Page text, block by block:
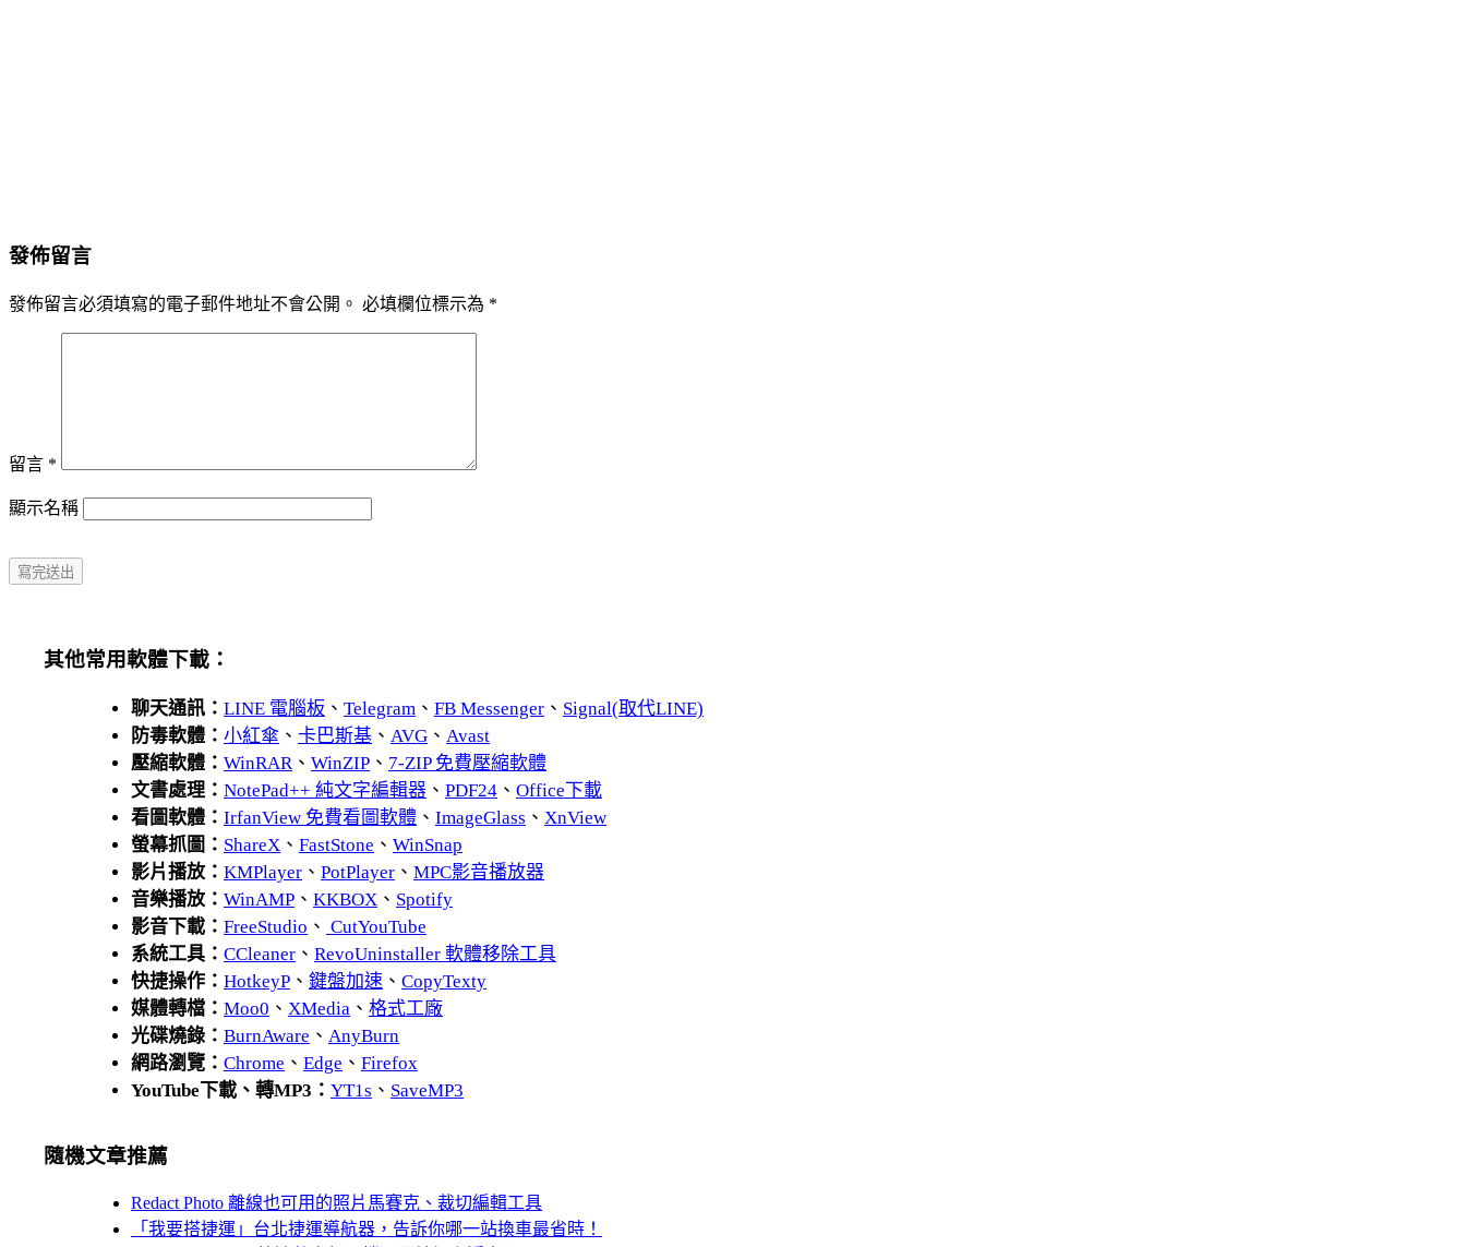
發佈留言
發佈留言必須填寫的電子郵件地址不會公開。 必填欄位標示為 *
留言 *
顯示名稱
其他常用軟體下載：
聊天通訊： LINE 電腦板 、 Telegram 、 FB Messenger 、 Signal(取代LINE)
防毒軟體： 小紅傘 、 卡巴斯基 、 AVG 、 Avast
壓縮軟體： WinRAR、 WinZIP 、 7-ZIP 免費壓縮軟體
文書處理： NotePad++ 純文字編輯器 、 PDF24 、 Office下載
看圖軟體： IrfanView 免費看圖軟體 、 ImageGlass 、 XnView
螢幕抓圖： ShareX 、 FastStone 、 WinSnap
影片播放： KMPlayer 、 PotPlayer 、 MPC影音播放器
音樂播放： WinAMP 、 KKBOX 、 Spotify
影音下載： FreeStudio 、 CutYouTube
系統工具： CCleaner 、 RevoUninstaller 軟體移除工具
快捷操作： HotkeyP 、 鍵盤加速 、 CopyTexty
媒體轉檔： Moo0 、 XMedia 、 格式工廠
光碟燒錄： BurnAware 、 AnyBurn
網路瀏覽： Chrome 、 Edge 、 Firefox
YouTube下載、轉MP3： YT1s 、 SaveMP3
隨機文章推薦
Redact Photo 離線也可用的照片馬賽克、裁切編輯工具
「我要搭捷運」台北捷運導航器，告訴你哪一站換車最省時！